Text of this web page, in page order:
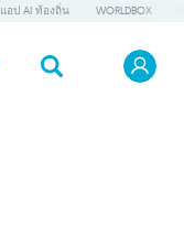
แอป AI ท้องถิ่น WORLDBOX